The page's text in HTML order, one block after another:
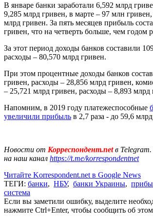
В январе банки заработали 6,592 млрд
9,285 млрд гривен, в марте – 97 млн
млрд гривен. За пять месяцев прибыль
гривен, что на четверть больше, чем годом
За этот период доходы банков составили
расходы – 80,570 млрд гривен.
При этом процентные доходы банков
гривен, расходы – 28,856 млрд гривен,
– 25,721 млрд гривен, расходы – 8,893 млрд
Напомним, в 2019 году платежеспособные
увеличили прибыль в 2,7 раза - до 59,6
Новости от Корреспондент.netв
на наш канал https://t.me/korrespondentnet
Читайте Korrespondent.net в Google News
ТЕГИ: банки, НБУ, банки Украины,
система
Если вы заметили ошибку, выделите
нажмите Ctrl+Enter, чтобы сообщить об